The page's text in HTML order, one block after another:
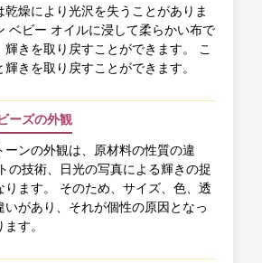
乾燥により光沢を失うことがありま
ベビー オイルに浸して柔らかい布で
きを取り戻すことができます。 こ
きを取り戻すことができます。
ーズの外観
ーンの外観は、原材料の性質の違
の技術、日光の写真による輝きの捉
ります。 そのため、サイズ、色、透
いがあり、それが個性の原因となっ
す。